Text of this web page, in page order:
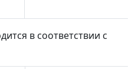
в соответствии с